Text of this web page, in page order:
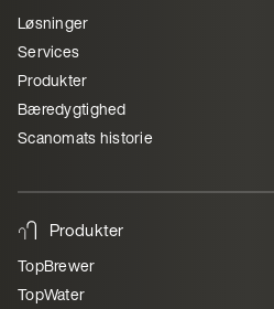
Løsninger
Services
Produkter
Bæredygtighed
Scanomats historie
Produkter
TopBrewer
TopWater